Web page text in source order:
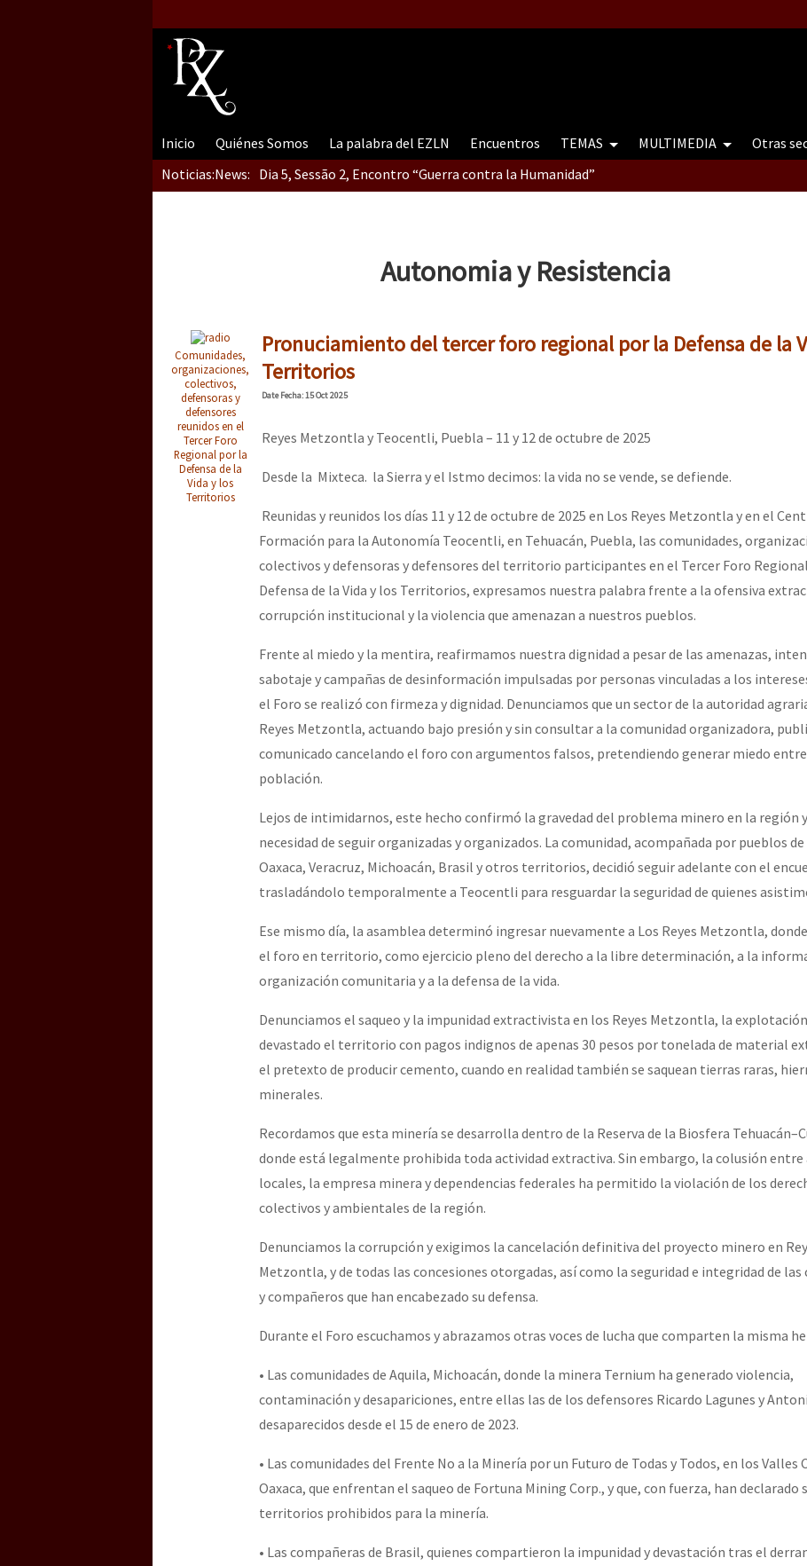
Inicio Quiénes Somos La palabra del EZLN Encuentros TEMAS MULTIMEDIA Otras
Noticias:News: Dia 5, Sessão 2, Encontro “Guerra contra la Humanidad”
Dia 3 do Encontro “Guerra contra a Humanidade”
Dia 2 do Encontro “Guerra contra a Humanidad”
Dia 1: Encontro “Guerra contra a Humanidade”
[CDMX – 20 julio] Jornadas globales por la libertad de Jesús Plácido Galindo y el alto a la
“Sonhando a Terra do Bem Virá” se publica no Estado Espanhol
Se o México sabe, que o mundo saiba! Nossas lutas pela memória, a justiça e a dignidade
[25 abr – CDMX] Tokín por el CNI: 30 años de Resistencia y Rebeldía
Autonomia y Resistencia
Comunidades,
organizaciones,
colectivos,
defensoras y
defensores
reunidos en el
Tercer Foro
Regional por la
Defensa de la
Vida y los
Territorios
Pronuciamiento del tercer foro regional por la Defensa de la
Territorios
DateFecha: 15 Oct 2025
Reyes Metzontla y Teocentli, Puebla – 11 y 12 de octubre de 2025
Desde la Mixteca. la Sierra y el Istmo decimos: la vida no se vende, se defiende.
Reunidas y reunidos los días 11 y 12 de octubre de 2025 en Los Reyes Metzontla y en el
Formación para la Autonomía Teocentli, en Tehuacán, Puebla, las comunidades,
colectivos y defensoras y defensores del territorio participantes en el Tercer Foro
Defensa de la Vida y los Territorios, expresamos nuestra palabra frente a la ofensiva
corrupción institucional y la violencia que amenazan a nuestros pueblos.
Frente al miedo y la mentira, reafirmamos nuestra dignidad a pesar de las amenazas,
sabotaje y campañas de desinformación impulsadas por personas vinculadas a los
el Foro se realizó con firmeza y dignidad. Denunciamos que un sector de la autoridad
Reyes Metzontla, actuando bajo presión y sin consultar a la comunidad organizadora,
comunicado cancelando el foro con argumentos falsos, pretendiendo generar miedo
población.
Lejos de intimidarnos, este hecho confirmó la gravedad del problema minero en la región
necesidad de seguir organizadas y organizados. La comunidad, acompañada por pueblos
Oaxaca, Veracruz, Michoacán, Brasil y otros territorios, decidió seguir adelante con el
trasladándolo temporalmente a Teocentli para resguardar la seguridad de quienes
Ese mismo día, la asamblea determinó ingresar nuevamente a Los Reyes Metzontla,
el foro en territorio, como ejercicio pleno del derecho a la libre determinación, a la
organización comunitaria y a la defensa de la vida.
Denunciamos el saqueo y la impunidad extractivista en los Reyes Metzontla, la
devastado el territorio con pagos indignos de apenas 30 pesos por tonelada de material
el pretexto de producir cemento, cuando en realidad también se saquean tierras raras,
minerales.
Recordamos que esta minería se desarrolla dentro de la Reserva de la Biosfera
donde está legalmente prohibida toda actividad extractiva. Sin embargo, la colusión entre
locales, la empresa minera y dependencias federales ha permitido la violación de los
colectivos y ambientales de la región.
Denunciamos la corrupción y exigimos la cancelación definitiva del proyecto minero en
Metzontla, y de todas las concesiones otorgadas, así como la seguridad e integridad de las
y compañeros que han encabezado su defensa.
Durante el Foro escuchamos y abrazamos otras voces de lucha que comparten la misma
• Las comunidades de Aquila, Michoacán, donde la minera Ternium ha generado violencia,
contaminación y desapariciones, entre ellas las de los defensores Ricardo Lagunes y
desaparecidos desde el 15 de enero de 2023.
• Las comunidades del Frente No a la Minería por un Futuro de Todas y Todos, en los Valles
Oaxaca, que enfrentan el saqueo de Fortuna Mining Corp., y que, con fuerza, han declarado
territorios prohibidos para la minería.
• Las compañeras de Brasil, quienes compartieron la impunidad y devastación tras el